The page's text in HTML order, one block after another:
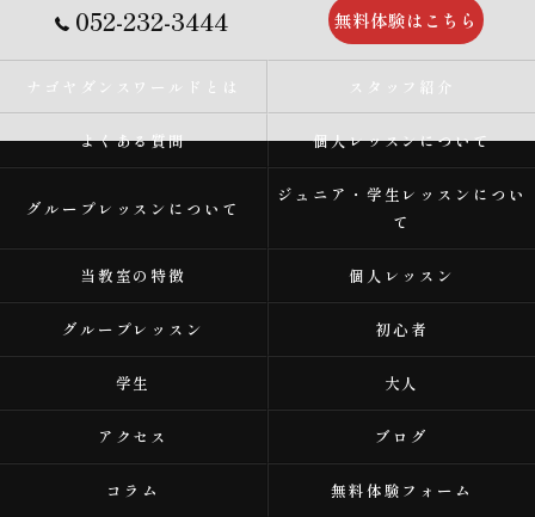
052-232-3444 無料体験はこちら
ナゴヤダンスワールドとは スタッフ紹介
よくある質問 個人レッスンについて
グループレッスンについて
ジュニア・学生レッスンについ
て
当教室の特徴 個人レッスン
グループレッスン 初心者
学生 大人
アクセス ブログ
コラム 無料体験フォーム